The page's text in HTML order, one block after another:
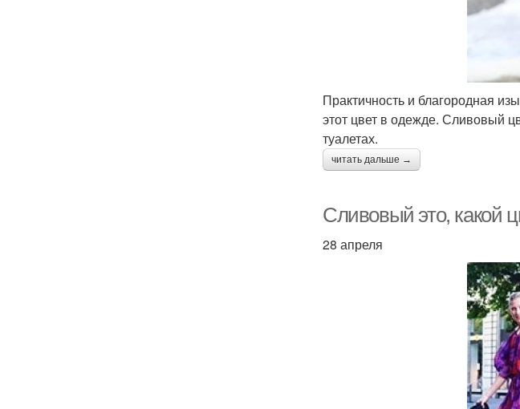
Практичность и благородная
этот цвет в одежде. Сливовый
туалетах.
читать дальше →
Сливовый это, какой
28 апреля